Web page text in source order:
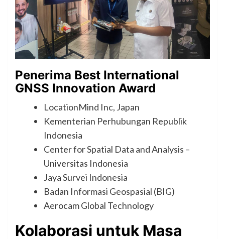
Penerima Best International
GNSS Innovation Award
LocationMind Inc, Japan
Kementerian Perhubungan Republik
Indonesia
Center for Spatial Data and Analysis –
Universitas Indonesia
Jaya Survei Indonesia
Badan Informasi Geospasial (BIG)
Aerocam Global Technology
Kolaborasi untuk Masa